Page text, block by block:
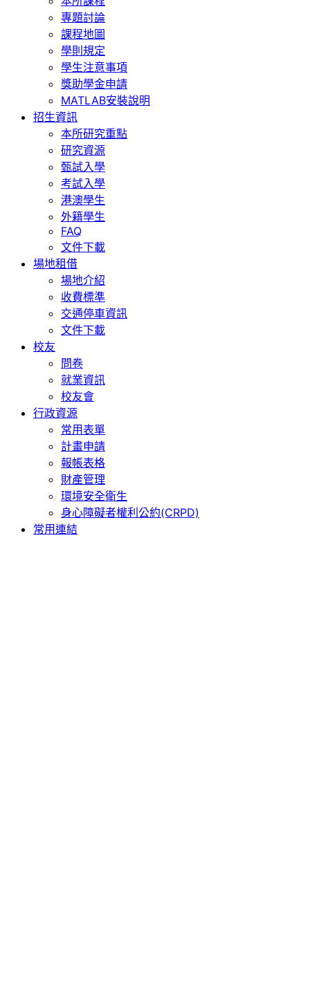
專題討論
課程地圖
學則規定
學生注意事項
獎助學金申請
MATLAB安裝說明
招生資訊
本所研究重點
研究資源
甄試入學
考試入學
港澳學生
外籍學生
FAQ
文件下載
場地租借
場地介紹
收費標準
交通停車資訊
文件下載
校友
問卷
就業資訊
校友會
行政資源
常用表單
計畫申請
報帳表格
財產管理
環境安全衛生
身心障礙者權利公約(CRPD)
常用連結